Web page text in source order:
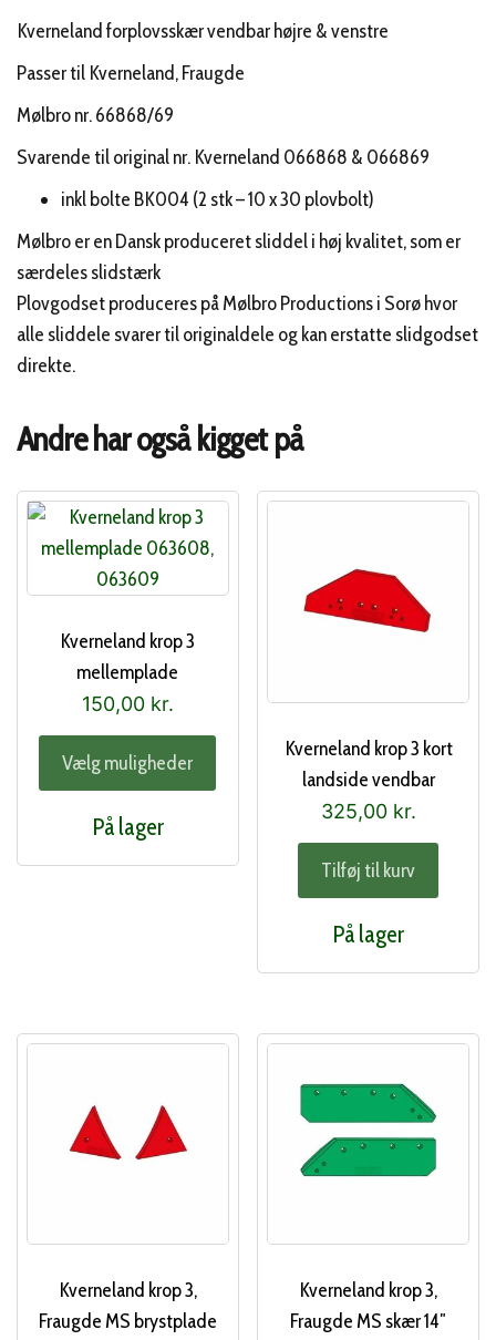
Kverneland forplovsskær vendbar højre & venstre
Passer til Kverneland, Fraugde
Mølbro nr. 66868/69
Svarende til original nr. Kverneland 066868 & 066869
inkl bolte BK004 (2 stk – 10 x 30 plovbolt)
Mølbro er en Dansk produceret sliddel i høj kvalitet, som er
særdeles slidstærk
Plovgodset produceres på Mølbro Productions i Sorø hvor
alle sliddele svarer til originaldele og kan erstatte slidgodset
direkte.
Andre har også kigget på
Kverneland krop 3
mellemplade
150,00 kr.
Vælg muligheder
Dette
varianter.
Mulighederne
På lager
Kverneland krop 3 kort
landside vendbar
325,00 kr.
Tilføj til kurv
På lager
Kverneland krop 3,
Fraugde MS brystplade
Kverneland krop 3,
Fraugde MS skær 14″